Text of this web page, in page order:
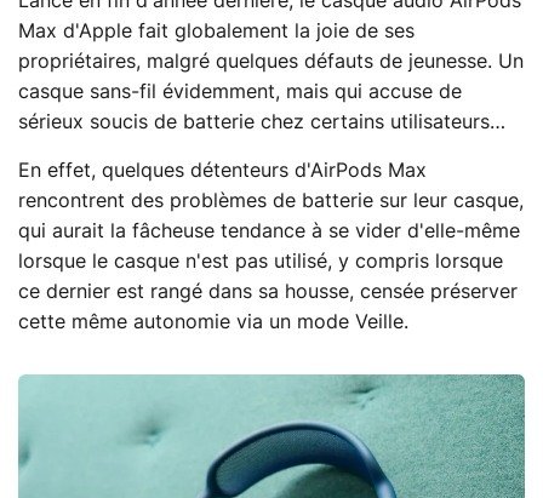
Max d'Apple fait globalement la joie de ses
propriétaires, malgré quelques défauts de jeunesse. Un
casque sans-fil évidemment, mais qui accuse de
sérieux soucis de batterie chez certains utilisateurs…
En effet, quelques détenteurs d'AirPods Max
rencontrent des problèmes de batterie sur leur casque,
qui aurait la fâcheuse tendance à se vider d'elle-même
lorsque le casque n'est pas utilisé, y compris lorsque
ce dernier est rangé dans sa housse, censée préserver
cette même autonomie via un mode Veille.